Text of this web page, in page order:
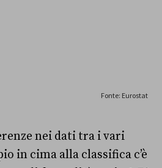
nei dati tra i vari
in cima alla classifica c’è